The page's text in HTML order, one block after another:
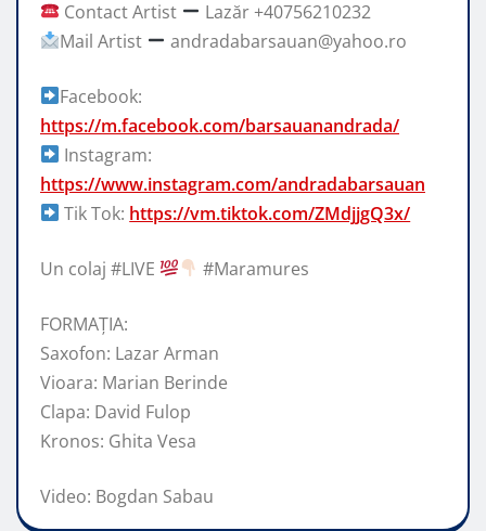
Contact Artist
Lazăr +40756210232
Mail Artist
andradabarsauan@yahoo.ro
Facebook:
https://m.facebook.com/barsauanandrada/
Instagram:
https://www.instagram.com/andradabarsauan
Tik Tok: https://vm.tiktok.com/ZMdjjgQ3x/
Un colaj #LIVE #Maramures
FORMAȚIA:
Saxofon: Lazar Arman
Vioara: Marian Berinde
Clapa: David Fulop
Kronos: Ghita Vesa
Video: Bogdan Sabau